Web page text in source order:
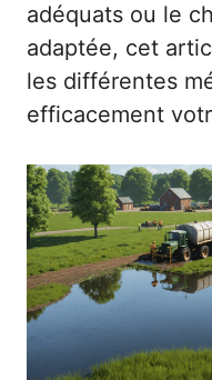
adéquats ou le
adaptée, cet
les différentes
efficacement